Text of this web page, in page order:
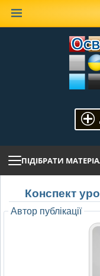
ПІДІБРАТИ
Конспект
Автор публікації